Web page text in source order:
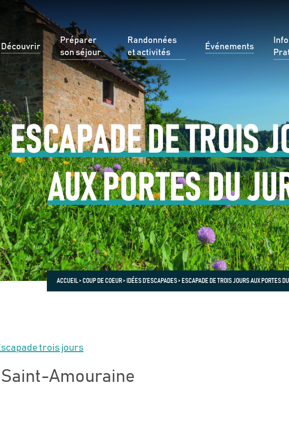
Découvrir
Préparer
son séjour
Randonnées
et activités
Événements
ESCAPADE DE TROIS
AUX PORTES DU
ACCUEIL>COUP DE COEUR> IDÉES D’ESCAPADES> ESCAPADE DE TROIS JOURS AUX PORTES
trois jours
Saint-Amouraine